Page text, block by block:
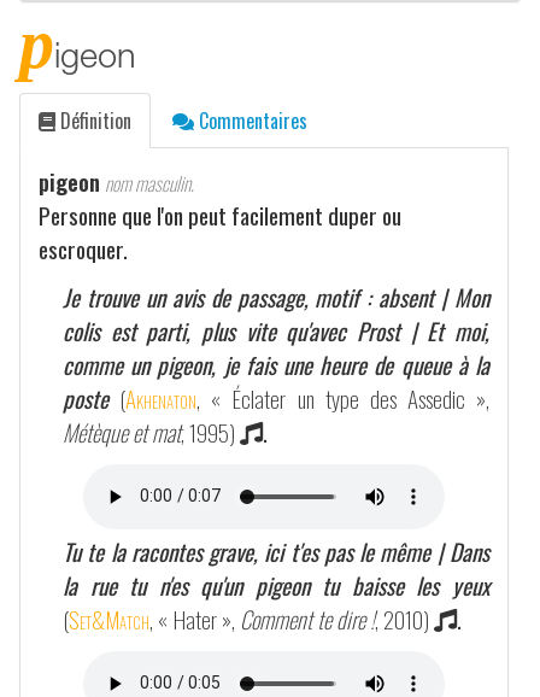
pigeon
Définition Commentaires
pigeon nom masculin.
Personne que l'on peut facilement duper ou
escroquer.
Je trouve un avis de passage, motif : absent | Mon
colis est parti, plus vite qu'avec Prost | Et moi,
comme un pigeon, je fais une heure de queue à la
poste (Akhenaton, « Éclater un type des Assedic »,
Métèque et mat, 1995) .
Tu te la racontes grave, ici t'es pas le même | Dans
la rue tu n'es qu'un pigeon tu baisse les yeux
(Set&Match, « Hater », Comment te dire !, 2010) .